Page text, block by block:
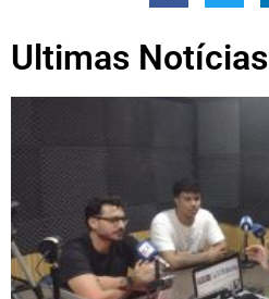
Ultimas Notícias